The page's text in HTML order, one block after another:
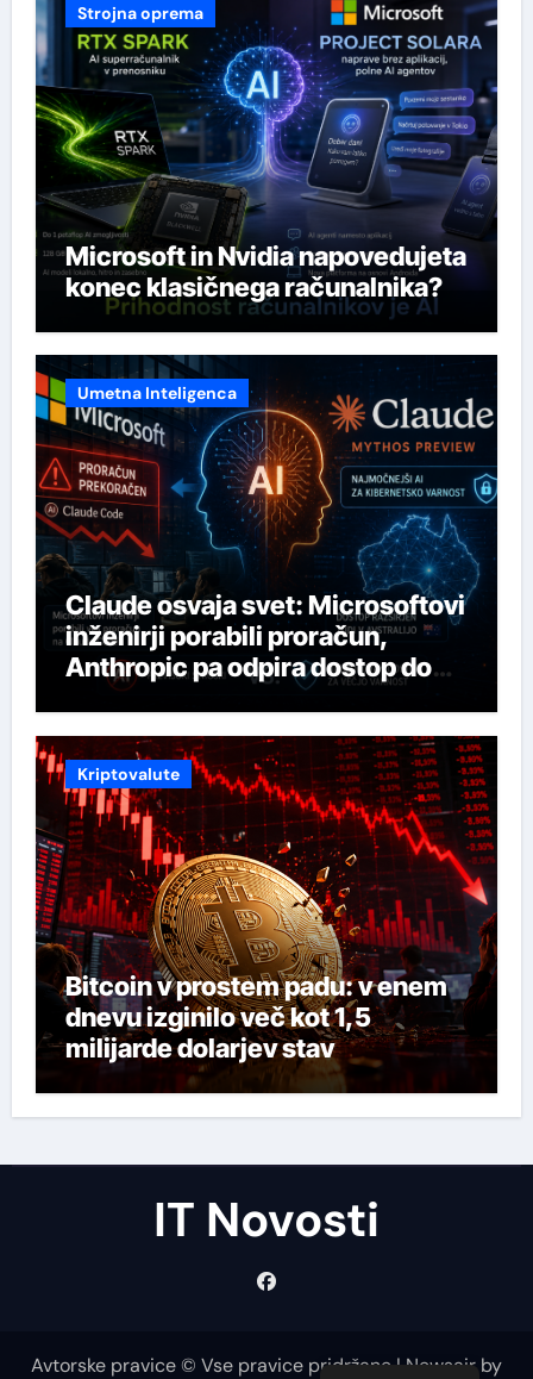
Strojna oprema
Microsoft in Nvidia napovedujeta
konec klasičnega računalnika?
Umetna Inteligenca
Claude osvaja svet: Microsoftovi
inženirji porabili proračun,
Anthropic pa odpira dostop do
svojega najmočnejšega AI-ja
Kriptovalute
Bitcoin v prostem padu: v enem
dnevu izginilo več kot 1,5
milijarde dolarjev stav
IT Novosti
Avtorske pravice © Vse pravice pridržane|Newsairby